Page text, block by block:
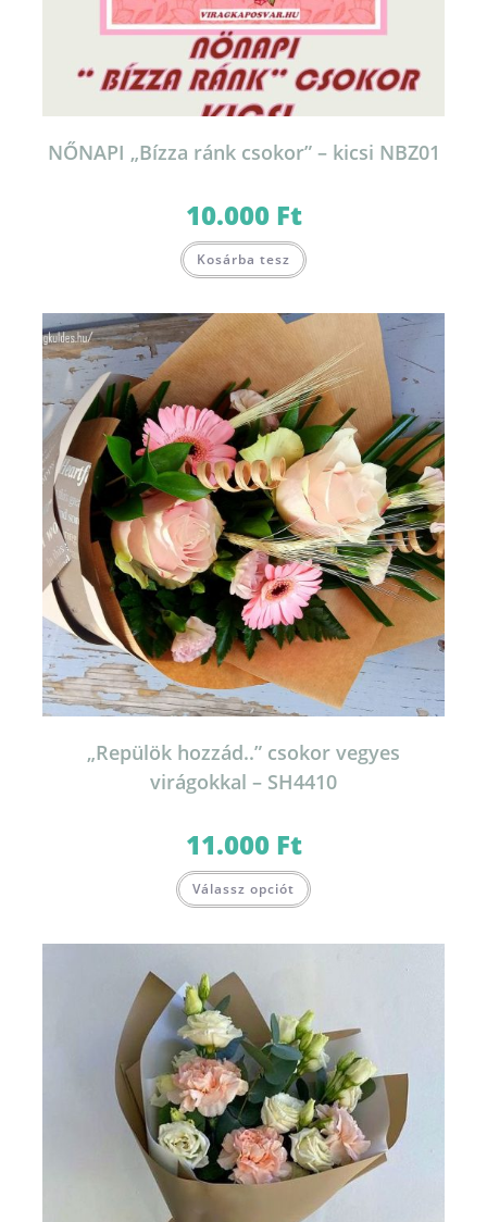
NŐNAPI „Bízza ránk csokor” – kicsi NBZ01
10.000 Ft
Kosárba tesz
„Repülök hozzád..” csokor vegyes
virágokkal – SH4410
11.000 Ft
Válassz opciót